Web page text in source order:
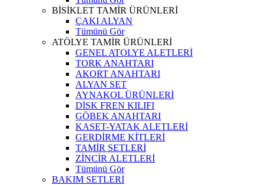
BİSİKLET TAMİR ÜRÜNLERİ
ÇAKI ALYAN
Tümünü Gör
ATÖLYE TAMİR ÜRÜNLERİ
GENEL ATOLYE ALETLERİ
TORK ANAHTARI
AKORT ANAHTARI
ALYAN SET
AYNAKOL ÜRÜNLERİ
DİSK FREN KILIFI
GÖBEK ANAHTARI
KASET-YATAK ALETLERİ
GERDİRME KİTLERİ
TAMİR SETLERİ
ZİNCİR ALETLERİ
Tümünü Gör
BAKIM SETLERİ